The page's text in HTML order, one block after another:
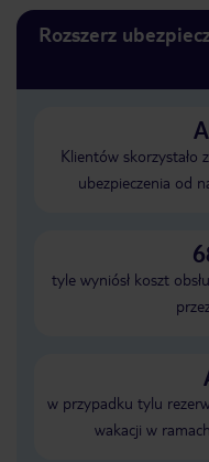
Rozszerz
Klientów skorzystało
ubezpieczenia od
tyle wyniósł koszt
w przypadku tylu
wakacji w